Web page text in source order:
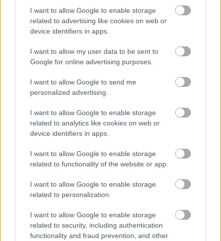
I want to allow Google to enable storage
related to advertising like cookies on web or
device identifiers in apps.
I want to allow my user data to be sent to
Google for online advertising purposes.
I want to allow Google to send me
personalized advertising.
I want to allow Google to enable storage
related to analytics like cookies on web or
device identifiers in apps.
I want to allow Google to enable storage
related to functionality of the website or app.
I want to allow Google to enable storage
related to personalization.
I want to allow Google to enable storage
related to security, including authentication
functionality and fraud prevention, and other
És a dalszövegek is rendben vannak. Ott van
például aFehér zajfelütése: „Úgy égsz majd
gyárban, amit mindenki elhagyott…”
Megtalálhatjuk a lemezen többek között még
Ragadozó, aFuneral Party Budapest
dalokat is. A Rest In Parties
mintavétel egy nagyon is szerethető
életműből, ami megmutatta, hogy a
diszkógömb valójában a Halálcsillag, amin
Rest In Parties 2007-2013
Draze 2021
11 szám 43 perc